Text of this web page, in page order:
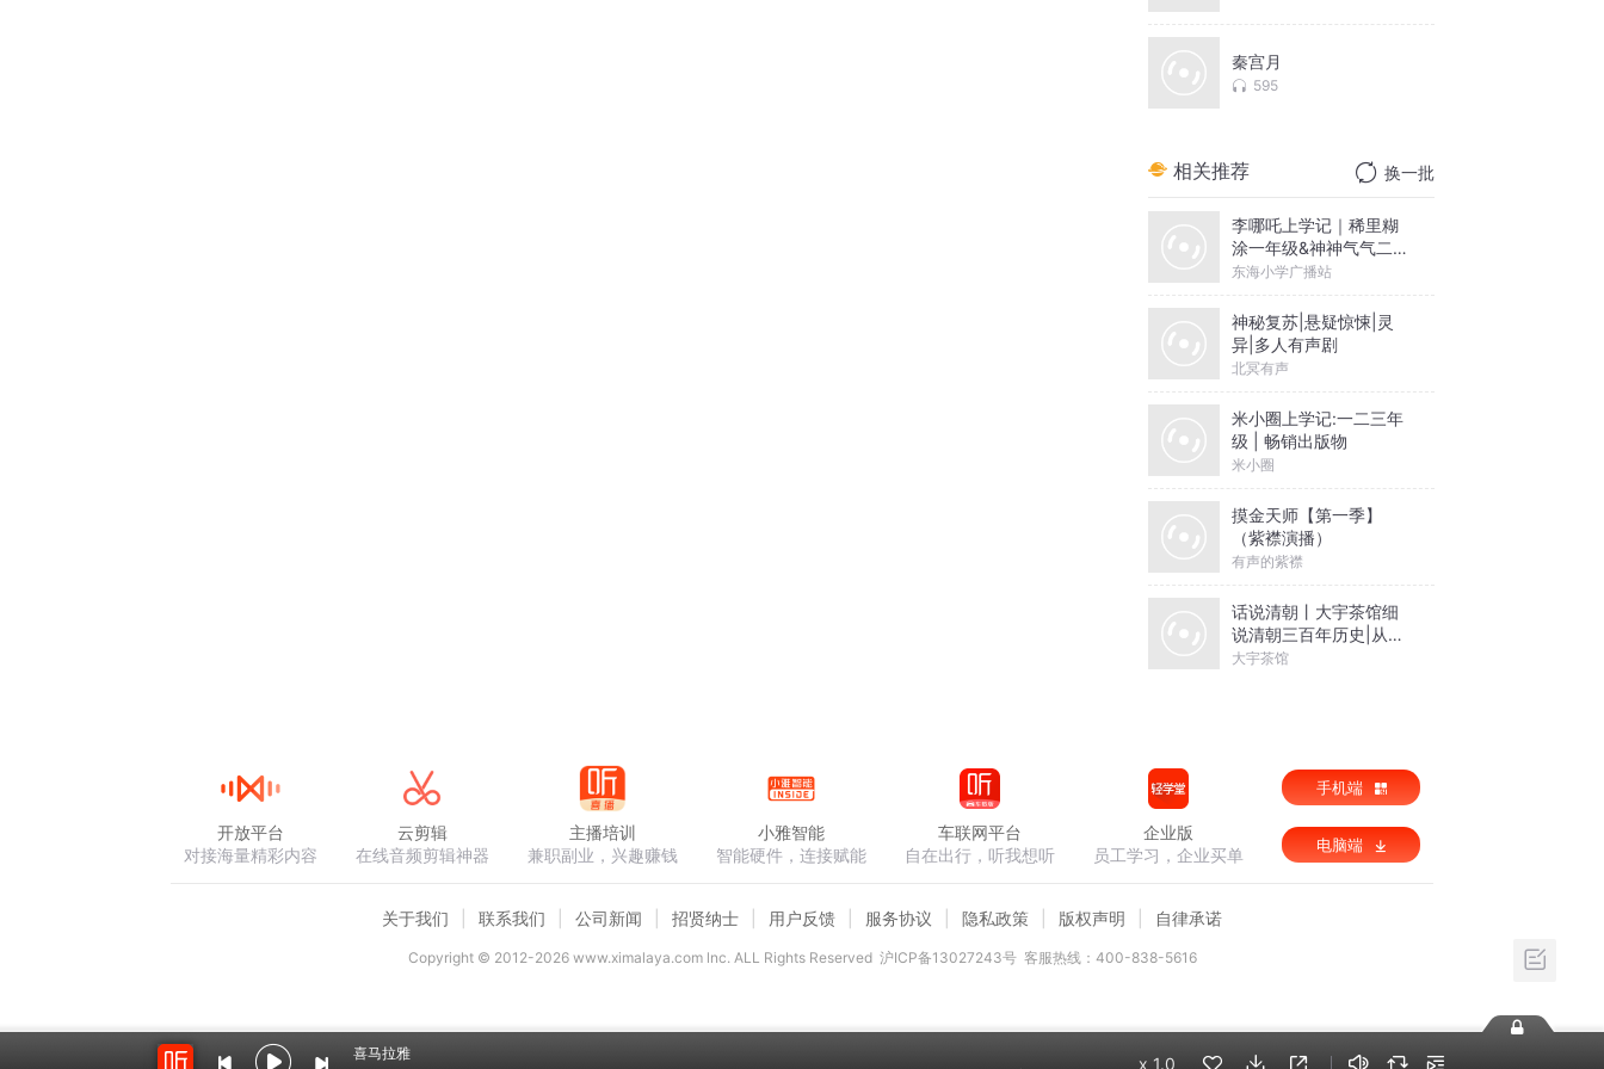
秦宫月
595
相关推荐 换一批
李哪吒上学记｜稀里糊
涂一年级&神神气气二年
级
东海小学广播站
神秘复苏|悬疑惊悚|灵
异|多人有声剧
北冥有声
米小圈上学记:一二三年
级 | 畅销出版物
米小圈
摸金天师【第一季】
（紫襟演播）
有声的紫襟
话说清朝丨大宇茶馆细
说清朝三百年历史|从努
尔哈赤到末代皇帝溥仪|
大宇茶馆
喜马拉雅
x 1.0
开放平台
对接海量精彩内容
云剪辑
在线音频剪辑神器
主播培训
兼职副业，兴趣赚钱
小雅智能
智能硬件，连接赋能
车联网平台
自在出行，听我想听
企业版
员工学习，企业买单
手机端
电脑端
关于我们 联系我们 公司新闻 招贤纳士 用户反馈 服务协议 隐私政策 版权声明 自律承诺
Copyright © 2012-2026www.ximalaya.com lnc. ALL Rights Reserved 沪ICP备13027243号 客服热线：400-838-5616